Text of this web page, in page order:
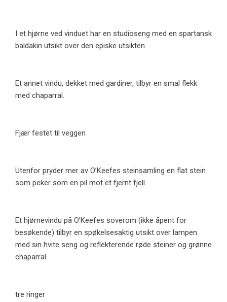
I et hjørne ved vinduet har en studioseng med en spartansk
baldakin utsikt over den episke utsikten.
Et annet vindu, dekket med gardiner, tilbyr en smal flekk
med chaparral.
Fjær festet til veggen
Utenfor pryder mer av O’Keefes steinsamling en flat stein
som peker som en pil mot et fjernt fjell.
Et hjørnevindu på O’Keefes soverom (ikke åpent for
besøkende) tilbyr en spøkelsesaktig utsikt over lampen
med sin hvite seng og reflekterende røde steiner og grønne
chaparral.
tre ringer